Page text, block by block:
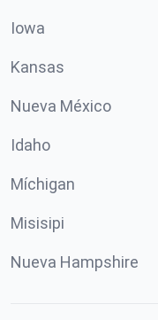
Iowa
Kansas
Nueva México
Idaho
Míchigan
Misisipi
Nueva Hampshire